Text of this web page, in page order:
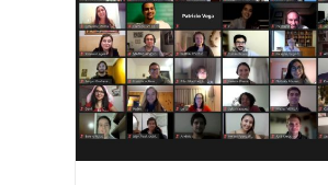
2020